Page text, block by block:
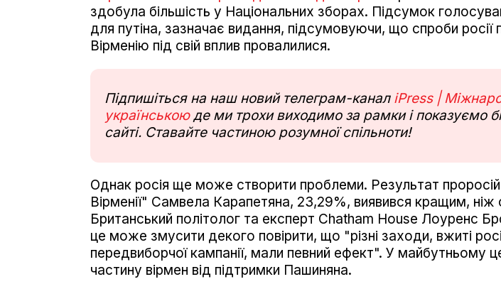
здобула більшість у Національних зборах. Підсумок
для путіна, зазначає видання, підсумовуючи, що спроби росії
Вірменію під свій вплив провалилися.
Підпишіться на наш новий телеграм-канал iPress |
українськоюде ми трохи виходимо за рамки і показуємо
сайті. Ставайте частиною розумної спільноти!
Однак росія ще може створити проблеми. Результат
Вірменії" Самвела Карапетяна, 23,29%, виявився кращим, ніж
Британський політолог та експерт Chatham House Лоуренс
це може змусити декого повірити, що "різні заходи, вжиті
передвиборчої кампанії, мали певний ефект". У майбутньому
частину вірмен від підтримки Пашиняна.